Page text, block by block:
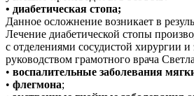
• диабетическая стопа;
Данное осложнение возникает в
Лечение диабетической стопы
с отделениями сосудистой хирургии
руководством грамотного врача
• воспалительные заболевания
• флегмона;